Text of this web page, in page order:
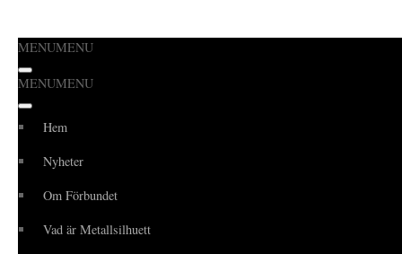
Hoppa
till
innehåll
MENUMENU
MENUMENU
Hem
Nyheter
Om Förbundet
Vad är Metallsilhuett